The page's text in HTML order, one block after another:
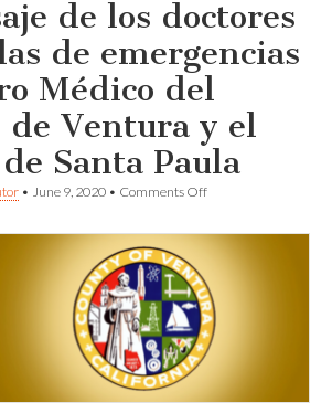
de los doctores
de emergencias
Médico del
de Ventura y el
Santa Paula
• June 9, 2020 • Comments Offon
doctores
de
las
salas
de
Centro